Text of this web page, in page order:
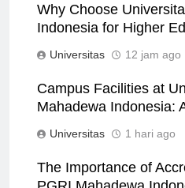
Why Choose
Indonesia for Higher
Universitas 12 jam ago
Campus Facilities at
Mahadewa Indonesia:
Universitas 1 hari ago
The Importance of